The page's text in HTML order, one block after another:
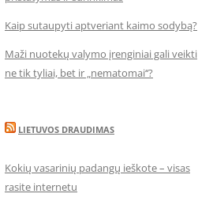
Kaip sutaupyti aptveriant kaimo sodybą?
Maži nuotekų valymo įrenginiai gali veikti
ne tik tyliai, bet ir „nematomai‘‘?
LIETUVOS DRAUDIMAS
Kokių vasarinių padangų ieškote – visas
rasite internetu